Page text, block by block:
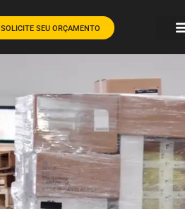
SOLICITE SEU ORÇAMENTO